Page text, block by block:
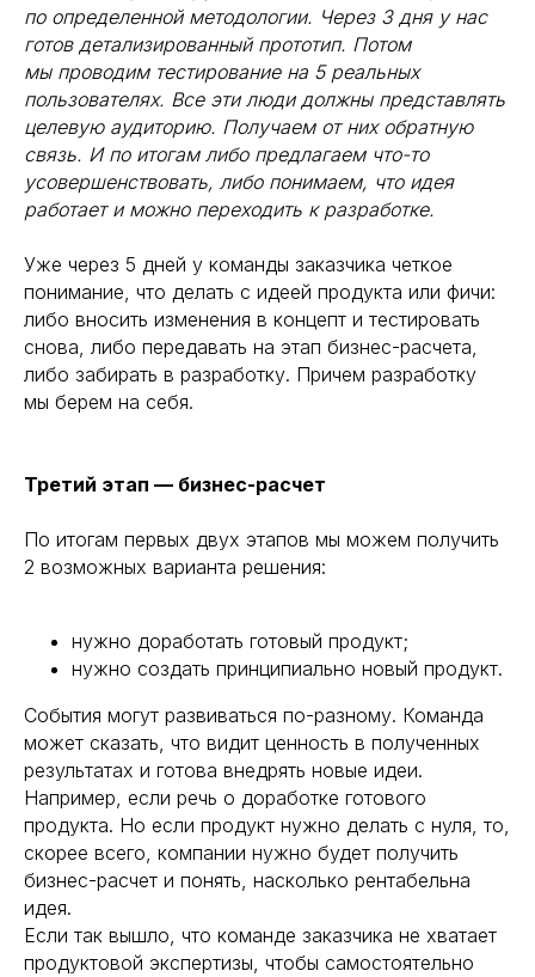
по определенной методологии. Через 3 дня у нас
готов детализированный прототип. Потом
мы проводим тестирование на 5 реальных
пользователях. Все эти люди должны представлять
целевую аудиторию. Получаем от них обратную
связь. И по итогам либо предлагаем что-то
усовершенствовать, либо понимаем, что идея
работает и можно переходить к разработке.
Уже через 5 дней у команды заказчика четкое
понимание, что делать с идеей продукта или фичи:
либо вносить изменения в концепт и тестировать
снова, либо передавать на этап бизнес-расчета,
либо забирать в разработку. Причем разработку
мы берем на себя.
Третий этап — бизнес-расчет
По итогам первых двух этапов мы можем получить
2 возможных варианта решения:
нужно доработать готовый продукт;
нужно создать принципиально новый продукт.
События могут развиваться по-разному. Команда
может сказать, что видит ценность в полученных
результатах и готова внедрять новые идеи.
Например, если речь о доработке готового
продукта. Но если продукт нужно делать с нуля, то,
скорее всего, компании нужно будет получить
бизнес-расчет и понять, насколько рентабельна
идея.
Если так вышло, что команде заказчика не хватает
продуктовой экспертизы, чтобы самостоятельно